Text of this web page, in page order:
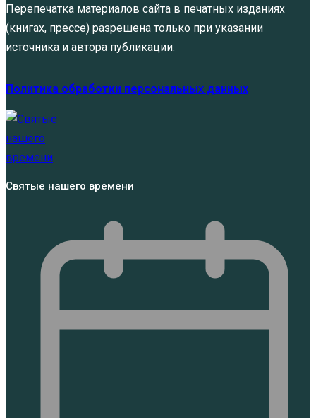
Перепечатка материалов сайта в печатных изданиях
(книгах, прессе) разрешена только при указании
источника и автора публикации.
Политика обработки персональных данных
Святые нашего времени